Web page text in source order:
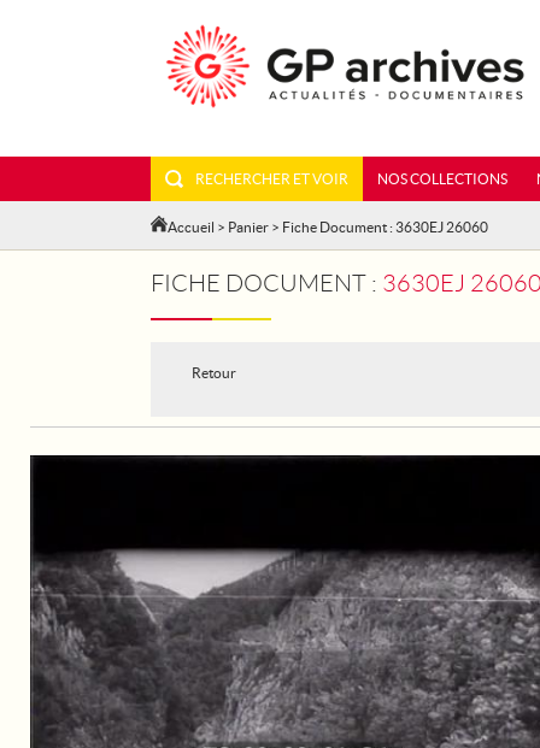
RECHERCHER ET VOIR NOS COLLECTIONS
Accueil > Panier > Fiche Document : 3630EJ 26060
FICHE DOCUMENT : 3630EJ 26060
Retour